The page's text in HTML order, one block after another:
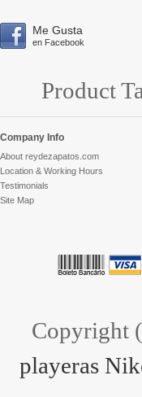
Me Gusta
en Facebook
Product
Company Info
About reydezapatos.com
Location & Working Hours
Testimonials
Site Map
Copyright
playeras